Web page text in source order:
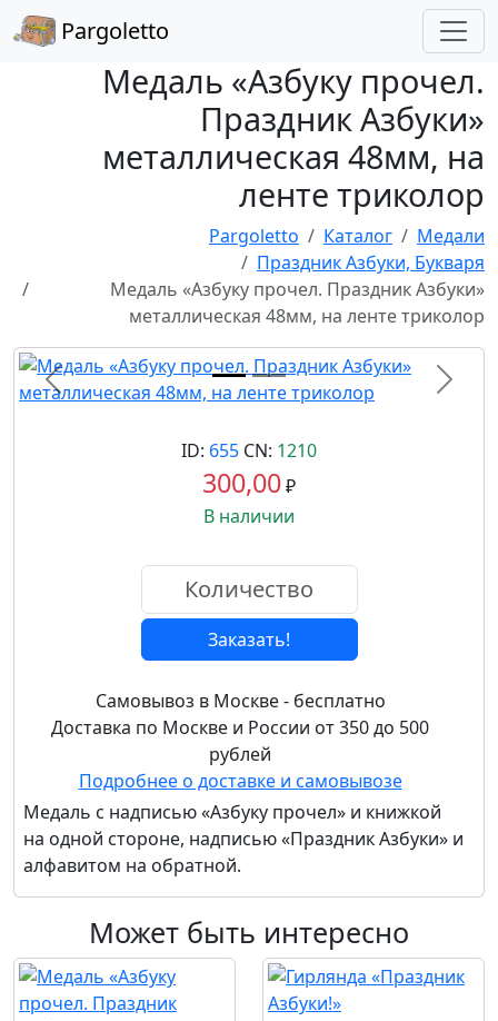
Pargoletto
Медаль «Азбуку прочел.
Праздник Азбуки»
металлическая 48мм, на
ленте триколор
Pargoletto Каталог
Медали
Праздник Азбуки, Букваря
Медаль «Азбуку прочел. Праздник Азбуки»
металлическая 48мм, на ленте триколор
Назад
ID: 655 CN: 1210
300,00₽
В наличии
Заказать!
Самовывоз в Москве - бесплатно
Доставка по Москве и России от 350 до 500
рублей
Подробнее о доставке и самовывозе
Медаль с надписью «Азбуку прочел» и книжкой
на одной стороне, надписью «Праздник Азбуки» и
алфавитом на обратной.
Может быть интересно